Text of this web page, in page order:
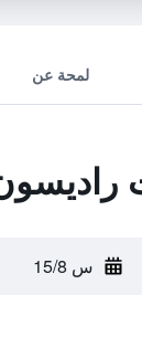
لمحة عن
س 15/8